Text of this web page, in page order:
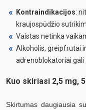
Kontraindikacijos:
kraujospūdžio
Vaistas netinka
Alkoholis, greipfrutai
adrenoblokatoriai gali
Kuo skiriasi 2,5 mg,
Skirtumas daugiausia